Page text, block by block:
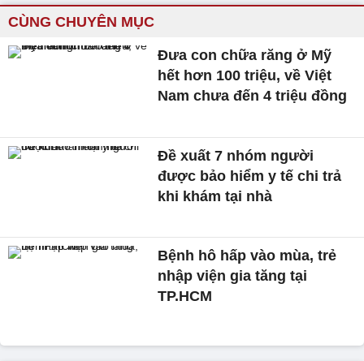
CÙNG CHUYÊN MỤC
Đưa con chữa răng ở Mỹ
hết hơn 100 triệu, về Việt
Nam chưa đến 4 triệu đồng
Đề xuất 7 nhóm người
được bảo hiểm y tế chi trả
khi khám tại nhà
Bệnh hô hấp vào mùa, trẻ
nhập viện gia tăng tại
TP.HCM